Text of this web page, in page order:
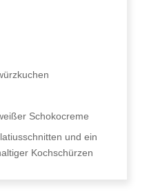
Schokocreme
und ein
Kochschürzen